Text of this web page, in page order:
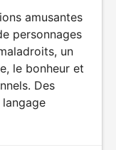
amusantes
personnages
un
le bonheur et
Des